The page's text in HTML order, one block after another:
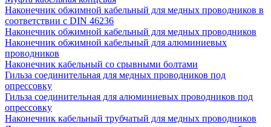
Наконечник обжимной кабельный для медных проводников в
соответствии с DIN 46236
Наконечник обжимной кабельный для медных проводников
Наконечник обжимной кабельный для алюминиевых
проводников
Наконечник кабельный со срывными болтами
Гильза соединительная для медных проводников под
опрессовку
Гильза соединительная для алюминиевых проводников под
опрессовку
Наконечник кабельный трубчатый для медных проводников